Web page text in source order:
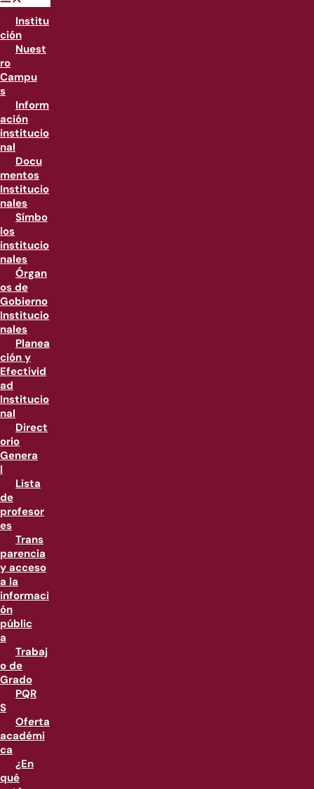
Institu
ción
Nuest
ro
Campu
s
Inform
ación
institucio
nal
Docu
mentos
Institucio
nales
Símbo
los
institucio
nales
Órgan
os de
Gobierno
Institucio
nales
Planea
ción y
Efectivid
ad
Institucio
nal
Direct
orio
Genera
l
Lista
de
profesor
es
Trans
parencia
y acceso
a la
informaci
ón
públic
a
Trabaj
o de
Grado
PQR
S
Oferta
académi
ca
¿En
qué